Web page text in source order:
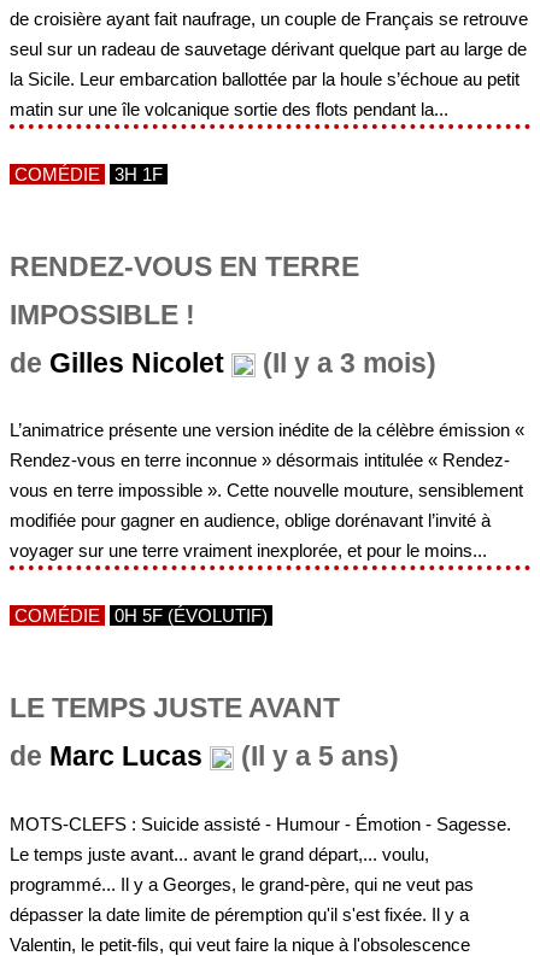
de croisière ayant fait naufrage, un couple de Français se retrouve
seul sur un radeau de sauvetage dérivant quelque part au large de
la Sicile. Leur embarcation ballottée par la houle s’échoue au petit
matin sur une île volcanique sortie des flots pendant la...
COMÉDIE 3H 1F
RENDEZ-VOUS EN TERRE
IMPOSSIBLE !
de Gilles Nicolet (Il y a 3 mois)
L’animatrice présente une version inédite de la célèbre émission «
Rendez-vous en terre inconnue » désormais intitulée « Rendez-
vous en terre impossible ». Cette nouvelle mouture, sensiblement
modifiée pour gagner en audience, oblige dorénavant l’invité à
voyager sur une terre vraiment inexplorée, et pour le moins...
COMÉDIE 0H 5F (ÉVOLUTIF)
LE TEMPS JUSTE AVANT
de Marc Lucas (Il y a 5 ans)
MOTS-CLEFS : Suicide assisté - Humour - Émotion - Sagesse.
Le temps juste avant... avant le grand départ,... voulu,
programmé... Il y a Georges, le grand-père, qui ne veut pas
dépasser la date limite de péremption qu'il s'est fixée. Il y a
Valentin, le petit-fils, qui veut faire la nique à l'obsolescence